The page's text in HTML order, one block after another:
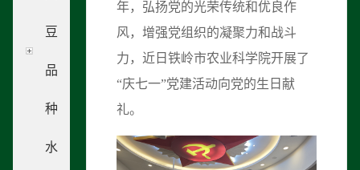
豆
品
种
水
年，弘扬党的光荣传统和优良作
风，增强党组织的凝聚力和战斗
力，近日铁岭市农业科学院开展了
“庆七一”党建活动向党的生日献
礼。